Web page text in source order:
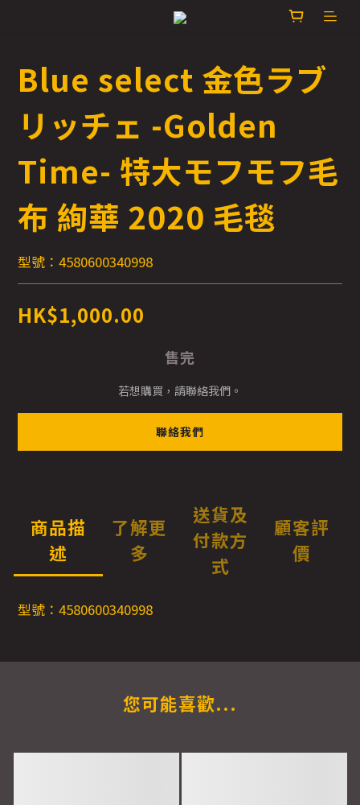
Blue select 金色ラブ
リッチェ -Golden
Time- 特大モフモフ毛
布 絢華 2020 毛毯
型號：4580600340998
HK$1,000.00
售完
若想購買，請聯絡我們。
聯絡我們
商品描
述
了解更
多
送貨及
付款方
式
顧客評
價
型號：4580600340998
您可能喜歡...